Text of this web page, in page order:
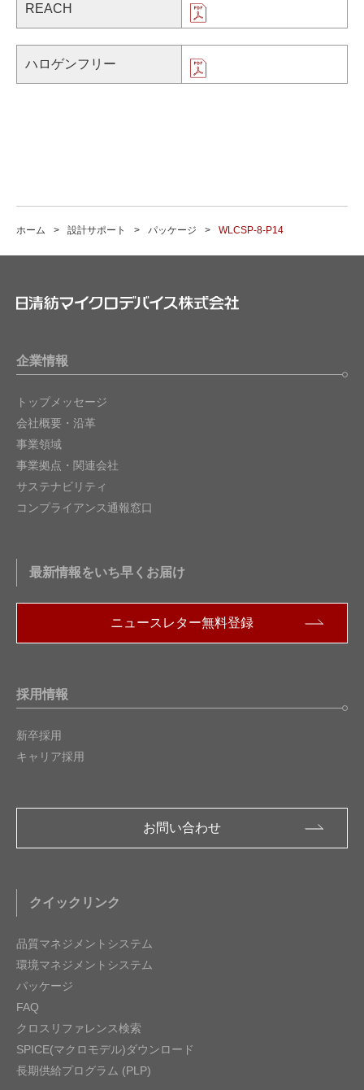
REACH
ハロゲンフリー
ホーム 設計サポート パッケージ WLCSP-8-P14
企業情報
トップメッセージ
会社概要・沿革
事業領域
事業拠点・関連会社
サステナビリティ
コンプライアンス通報窓口
最新情報をいち早くお届け
ニュースレター無料登録
採用情報
新卒採用
キャリア採用
お問い合わせ
クイックリンク
品質マネジメントシステム
環境マネジメントシステム
パッケージ
FAQ
クロスリファレンス検索
SPICE(マクロモデル)ダウンロード
長期供給プログラム (PLP)